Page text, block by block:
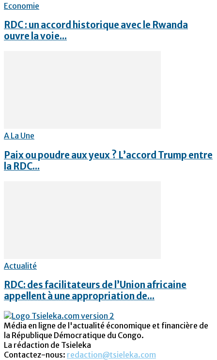
Economie
RDC : un accord historique avec le Rwanda
ouvre la voie...
A La Une
Paix ou poudre aux yeux ? L’accord Trump entre
la RDC...
Actualité
RDC: des facilitateurs de l’Union africaine
appellent à une appropriation de...
Média en ligne de l'actualité économique et financière de
la République Démocratique du Congo.
La rédaction de Tsieleka
Contactez-nous: redaction@tsieleka.com